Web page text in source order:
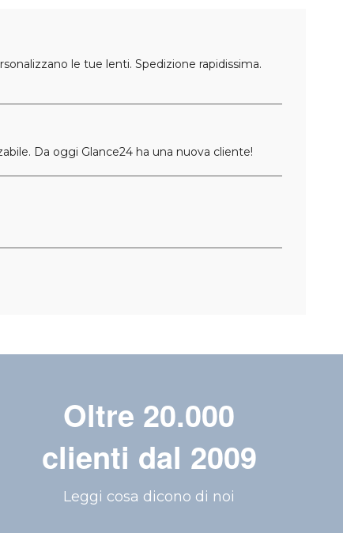
le tue lenti. Spedizione rapidissima.
Da oggi Glance24 ha una nuova cliente!
Oltre 20.000
clienti dal 2009
Leggi cosa dicono di noi